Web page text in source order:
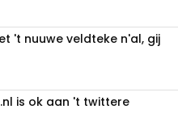
't nuuwe veldteke n'al, gij
is ok aan 't twittere